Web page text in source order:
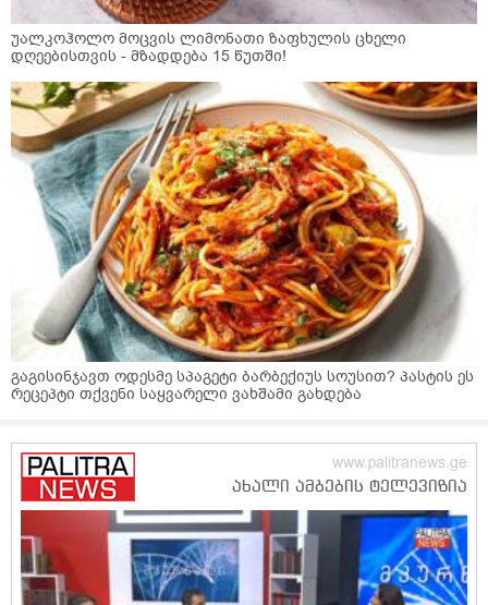
უალკოჰოლო მოცვის ლიმონათი ზაფხულის ცხელი
დღეებისთვის - მზადდება 15 წუთში!
გაგისინჯავთ ოდესმე სპაგეტი ბარბექიუს სოუსით? პასტის ეს
რეცეპტი თქვენი საყვარელი ვახშამი გახდება